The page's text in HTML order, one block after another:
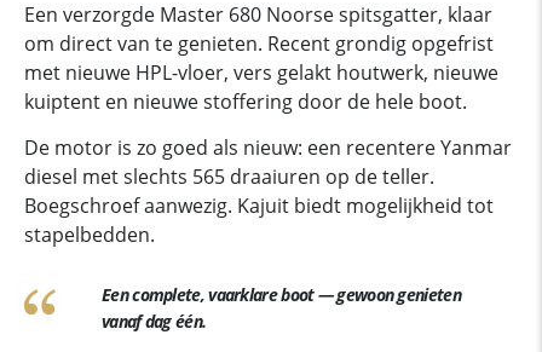
Een verzorgde Master 680 Noorse spitsgatter, klaar
om direct van te genieten. Recent grondig opgefrist
met nieuwe HPL-vloer, vers gelakt houtwerk, nieuwe
kuiptent en nieuwe stoffering door de hele boot.
De motor is zo goed als nieuw: een recentere Yanmar
diesel met slechts 565 draaiuren op de teller.
Boegschroef aanwezig. Kajuit biedt mogelijkheid tot
stapelbedden.
Een complete, vaarklare boot — gewoon genieten
vanaf dag één.